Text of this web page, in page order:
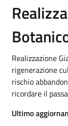
Realizzazione
rigenerazione
rischio
ricordare il
Ultimo